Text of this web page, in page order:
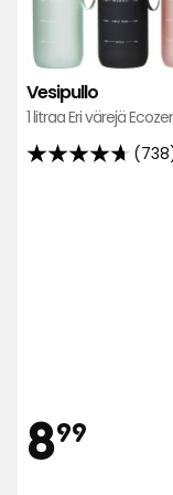
Vesipullo
1 litraa Eri värejä
4.7
899